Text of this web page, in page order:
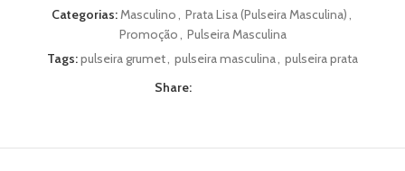
Categorias:Masculino, Prata Lisa (Pulseira Masculina),
Promoção, Pulseira Masculina
Tags:pulseira grumet, pulseira masculina, pulseira prata
Share: